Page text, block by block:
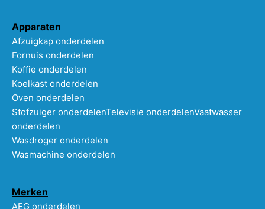
Apparaten
Afzuigkap onderdelen
Fornuis onderdelen
Koffie onderdelen
Koelkast onderdelen
Oven onderdelen
Stofzuiger onderdelenTelevisie onderdelenVaatwasser
onderdelen
Wasdroger onderdelen
Wasmachine onderdelen
Merken
AEG onderdelen